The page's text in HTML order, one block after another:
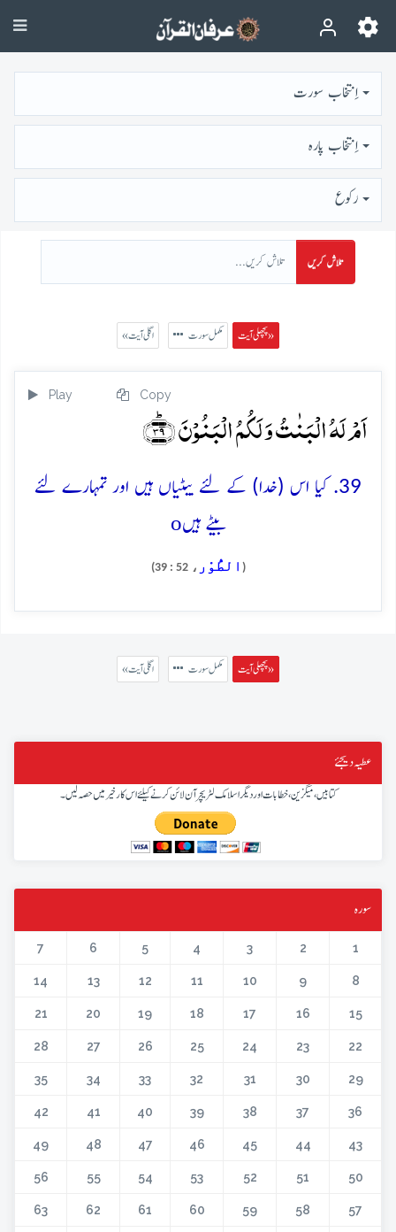
اِنتخاب سورت
اِنتخاب پارہ
رُكوع
تلاش کریں
پچھلی آیت » مکمل سورت « اگلی آیت
Play Copy
اَمۡ لَہُ الۡبَنٰتُ وَ لَکُمُ الۡبَنُوۡنَ ﴿ؕ۳۹﴾
39. کیا اس (خدا) کے لئے بیٹیاں ہیں اور تمہارے لئے
بیٹے ہیںo
( الطُّوْر ، 52 : 39)
پچھلی آیت » مکمل سورت « اگلی آیت
عطیہ دیجئے
کتابیں، میگزین، خطابات اور دیگر اسلامک لٹریچر آن لائن کرنے کیلئے اس کار خیر میں حصہ لیں۔
سورہ
1
2
3
4
5
6
7
8
9
10
11
12
13
14
15
16
17
18
19
20
21
22
23
24
25
26
27
28
29
30
31
32
33
34
35
36
37
38
39
40
41
42
43
44
45
46
47
48
49
50
51
52
53
54
55
56
57
58
59
60
61
62
63